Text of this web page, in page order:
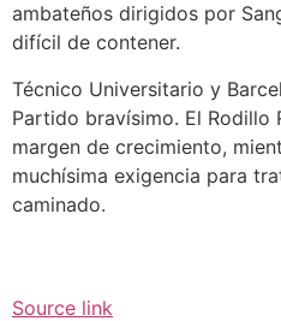
ambateños dirigidos por
difícil de contener.
Técnico Universitario y
Partido bravísimo. El Rodillo
margen de crecimiento,
muchísima exigencia para
caminado.
Source link